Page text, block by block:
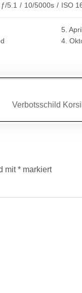
ƒ/5.1 / 10/5000s / ISO
5.
4.
Verbotsschild
mit* markiert